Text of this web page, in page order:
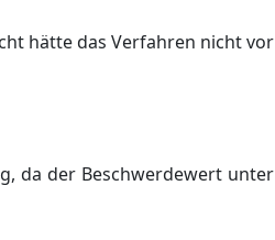
hätte das Verfahren nicht vor
da der Beschwerdewert unter